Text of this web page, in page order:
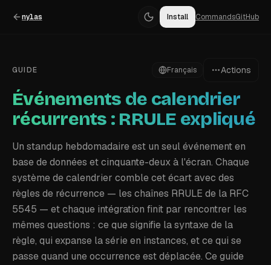
nylas Install CommandsGitHub
GUIDE Français Actions
Événements de calendrier
récurrents : RRULE expliqué
Un standup hebdomadaire est un seul événement en
base de données et cinquante-deux à l'écran. Chaque
système de calendrier comble cet écart avec des
règles de récurrence — les chaînes RRULE de la RFC
5545 — et chaque intégration finit par rencontrer les
mêmes questions : ce que signifie la syntaxe de la
règle, qui expanse la série en instances, et ce qui se
passe quand une occurrence est déplacée. Ce guide